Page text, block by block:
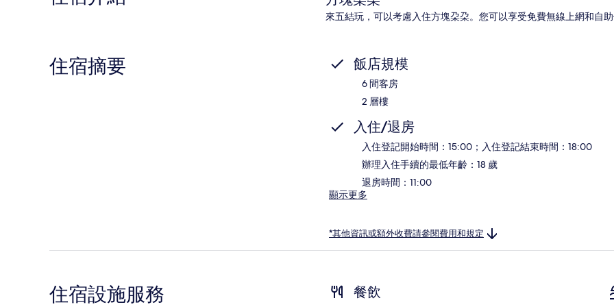
來五結玩，可以考慮入住方塊朶朶。您可以享受免費無線上網和自助
住宿摘要 飯店規模
6 間客房
2 層樓
入住/退房
入住登記開始時間：15:00；入住登記結束時間：18:00
辦理入住手續的最低年齡：18 歲
退房時間：11:00
顯示更多
*其他資訊或額外收費請參閱費用和規定
住宿設施服務 餐飲